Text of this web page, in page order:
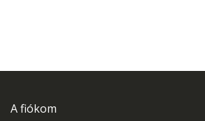
A fiókom